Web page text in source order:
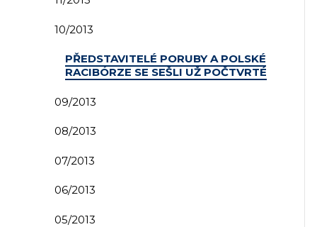
10/2013
PŘEDSTAVITELÉ PORUBY A POLSKÉ
RACIBÓRZE SE SEŠLI UŽ POČTVRTÉ
09/2013
08/2013
07/2013
06/2013
05/2013